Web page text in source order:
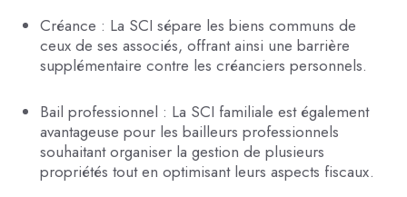
Créance : La SCI sépare les biens communs de
ceux de ses associés, offrant ainsi une barrière
supplémentaire contre les créanciers personnels.
Bail professionnel : La SCI familiale est également
avantageuse pour les bailleurs professionnels
souhaitant organiser la gestion de plusieurs
propriétés tout en optimisant leurs aspects fiscaux.